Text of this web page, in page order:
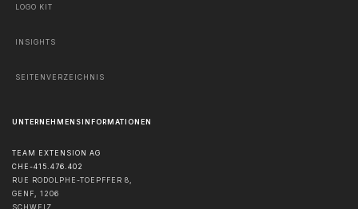
LOGO KIT
INSIGHTS
SEITENVERZEICHNIS
UNTERNEHMENSINFORMATIONEN
TEAM EXTENSION AG
CHE-415.476.402
RUE RODOLPHE-TOEPFFER 8,
GENF, 1206